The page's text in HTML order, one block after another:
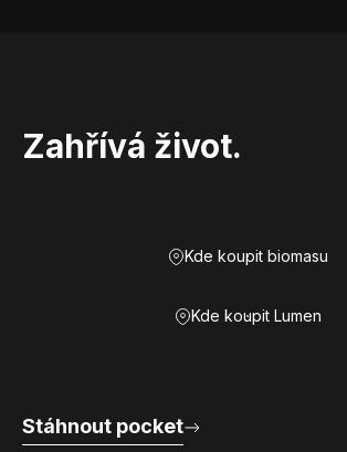
Zahřívá život.
Kde koupit biomasu
Kde koupit Lumen
Stáhnout pocket